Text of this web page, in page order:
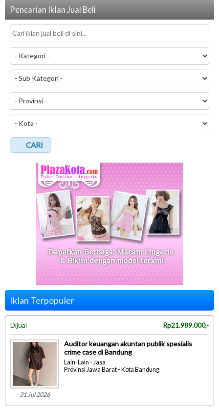
Pencarian Iklan Jual Beli
CARI
Iklan Terpopuler
Dijual Rp21.989.000,-
31 Jul 2026
Auditor keuangan akuntan publik spesialis
crime case di Bandung
Lain-Lain - Jasa
Provinsi Jawa Barat - Kota Bandung